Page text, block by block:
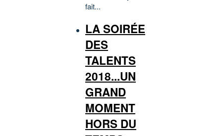
fait...
LA SOIRÉE
DES
TALENTS
2018...UN
GRAND
MOMENT
HORS DU